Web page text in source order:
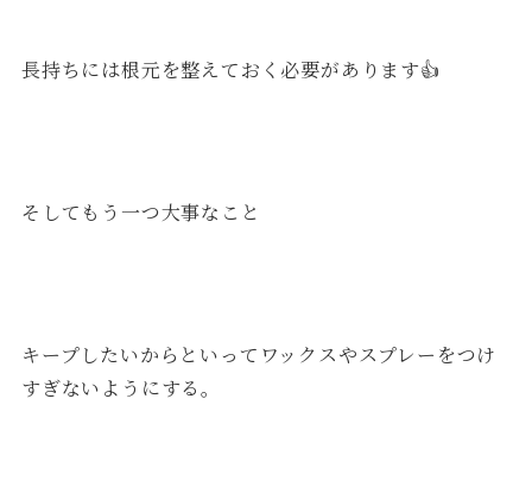
長持ちには根元を整えておく必要があります👍
そしてもう一つ大事なこと
キープしたいからといってワックスやスプレーをつけ
すぎないようにする。